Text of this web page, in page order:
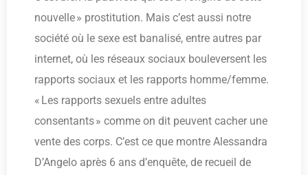
nouvelle » prostitution. Mais c’est aussi notre
société où le sexe est banalisé, entre autres par
internet, où les réseaux sociaux bouleversent les
rapports sociaux et les rapports homme/femme.
« Les rapports sexuels entre adultes
consentants » comme on dit peuvent cacher une
vente des corps. C’est ce que montre Alessandra
D’Angelo après 6 ans d’enquête, de recueil de